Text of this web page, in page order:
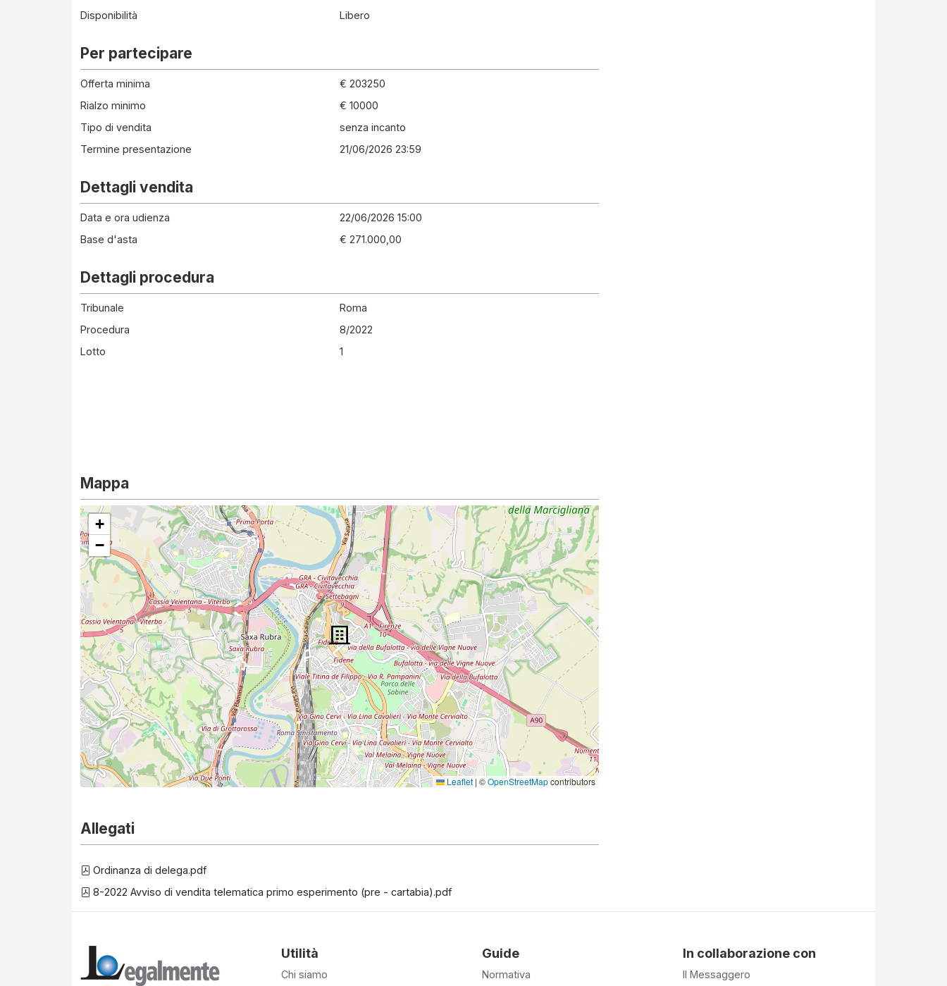
Disponibilità
Libero
Per partecipare
Offerta minima
€ 203250
Rialzo minimo
€ 10000
Tipo di vendita
senza incanto
Termine presentazione
21/06/2026 23:59
Dettagli vendita
Data e ora udienza
22/06/2026 15:00
Base d'asta
€ 271.000,00
Dettagli procedura
Tribunale
Roma
Procedura
8/2022
Lotto
1
Mappa
+
−
Leaflet | ©OpenStreetMapcontributors
Allegati
Ordinanza di delega.pdf
8-2022 Avviso di vendita telematica primo esperimento (pre - cartabia).pdf
Utilità
Chi siamo
Guide
Normativa
In collaborazione con
Il Messaggero